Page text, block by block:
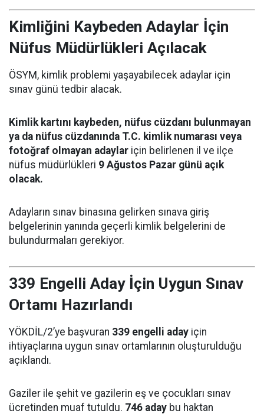
Kimliğini Kaybeden Adaylar İçin
Nüfus Müdürlükleri Açılacak
ÖSYM, kimlik problemi yaşayabilecek adaylar için
sınav günü tedbir alacak.
Kimlik kartını kaybeden, nüfus cüzdanı bulunmayan
ya da nüfus cüzdanında T.C. kimlik numarası veya
fotoğraf olmayan adaylar için belirlenen il ve ilçe
nüfus müdürlükleri 9 Ağustos Pazar günü açık
olacak.
Adayların sınav binasına gelirken sınava giriş
belgelerinin yanında geçerli kimlik belgelerini de
bulundurmaları gerekiyor.
339 Engelli Aday İçin Uygun Sınav
Ortamı Hazırlandı
YÖKDİL/2’ye başvuran 339 engelli aday için
ihtiyaçlarına uygun sınav ortamlarının oluşturulduğu
açıklandı.
Gaziler ile şehit ve gazilerin eş ve çocukları sınav
ücretinden muaf tutuldu. 746 aday bu haktan